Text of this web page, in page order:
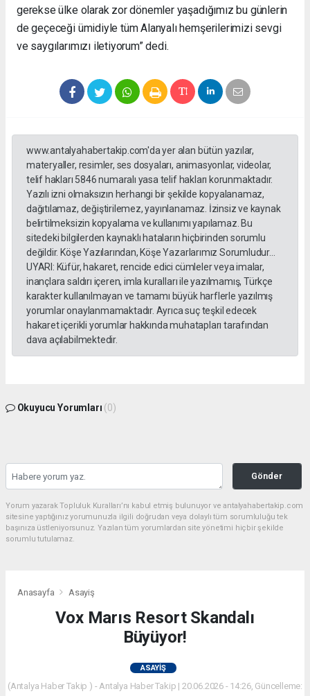
gerekse ülke olarak zor dönemler yaşadığımız bu günlerin
de geçeceği ümidiyle tüm Alanyalı hemşerilerimizi sevgi
ve saygılarımızı iletiyorum” dedi.
www.antalyahabertakip.com'da yer alan bütün yazılar,
materyaller, resimler, ses dosyaları, animasyonlar, videolar,
telif hakları 5846 numaralı yasa telif hakları korunmaktadır.
Yazılı izni olmaksızın herhangi bir şekilde kopyalanamaz,
dağıtılamaz, değiştirilemez, yayınlanamaz. İzinsiz ve kaynak
belirtilmeksizin kopyalama ve kullanımı yapılamaz. Bu
sitedeki bilgilerden kaynaklı hataların hiçbirinden sorumlu
değildir. Köşe Yazılarından, Köşe Yazarlarımız Sorumludur...
UYARI: Küfür, hakaret, rencide edici cümleler veya imalar,
inançlara saldırı içeren, imla kuralları ile yazılmamış, Türkçe
karakter kullanılmayan ve tamamı büyük harflerle yazılmış
yorumlar onaylanmamaktadır. Ayrıca suç teşkil edecek
hakaret içerikli yorumlar hakkında muhatapları tarafından
dava açılabilmektedir.
Okuyucu Yorumları (0)
Gönder
Yorum yazarak Topluluk Kuralları’nı kabul etmiş bulunuyor ve antalyahabertakip.com
sitesine yaptığınız yorumunuzla ilgili doğrudan veya dolaylı tüm sorumluluğu tek
başınıza üstleniyorsunuz. Yazılan tüm yorumlardan site yönetimi hiçbir şekilde
sorumlu tutulamaz.
Anasayfa Asayiş
Vox Marıs Resort Skandalı
Büyüyor!
ASAYIŞ
(Antalya Haber Takip ) - Antalya Haber Takip | 20.06.2026 - 14:26, Güncelleme: